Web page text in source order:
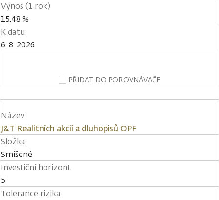
Výnos (1 rok)
15,48 %
K datu
6. 8. 2026
PŘIDAT DO POROVNÁVAČE
Název
J&T Realitních akcií a dluhopisů OPF
Složka
Smíšené
Investiční horizont
5
Tolerance rizika